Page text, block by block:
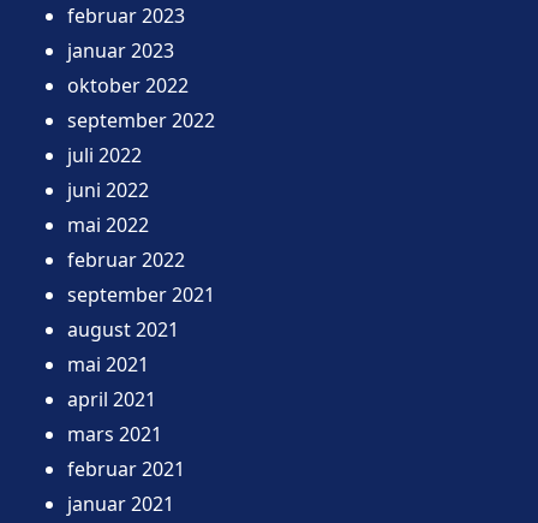
februar 2023
januar 2023
oktober 2022
september 2022
juli 2022
juni 2022
mai 2022
februar 2022
september 2021
august 2021
mai 2021
april 2021
mars 2021
februar 2021
januar 2021